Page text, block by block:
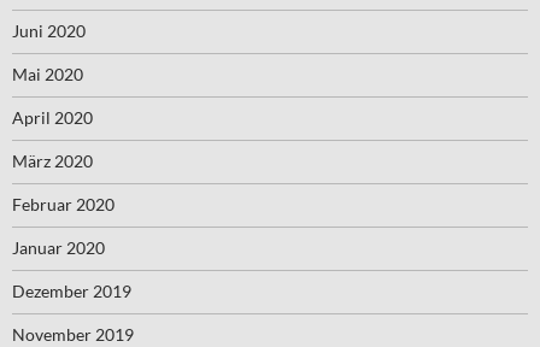
Juni 2020
Mai 2020
April 2020
März 2020
Februar 2020
Januar 2020
Dezember 2019
November 2019